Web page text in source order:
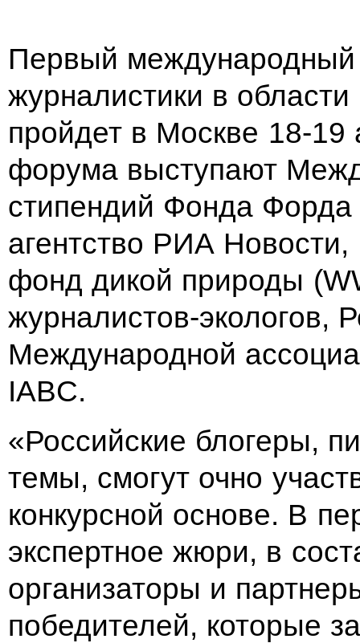
Первый
журналистики в
пройдет в Москве 18-19
форума выступают
стипендий Фонда
агентство РИА
фонд дикой природы
журналистов-экологов,
Международной
IABC.
«Российские блогеры,
темы, смогут очно
конкурсной основе. В
экспертное жюри, в
организаторы и
победителей, которые